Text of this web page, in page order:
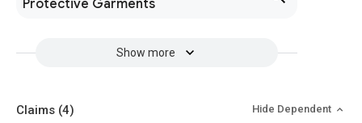
Protective Garments
Show more
Claims (4) Hide Dependent